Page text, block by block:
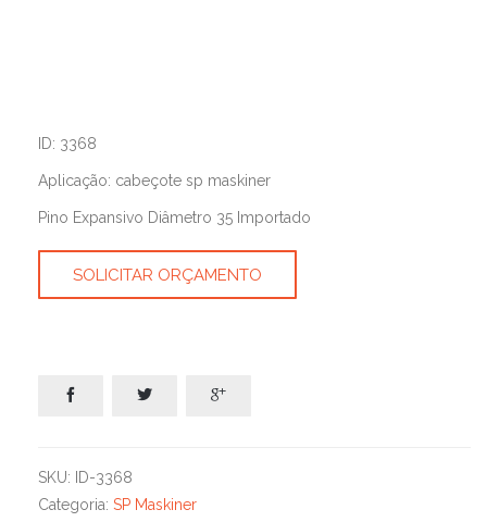
ID: 3368
Aplicação: cabeçote sp maskiner
Pino Expansivo Diâmetro 35 Importado
SOLICITAR ORÇAMENTO
  
SKU:
ID-3368
Categoria: SP Maskiner